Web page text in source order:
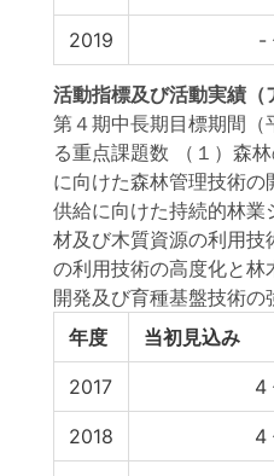
2019 -
活動指標及び活動実績
第４期中長期目標期間
る重点課題数 （１）森
に向けた森林管理技術
供給に向けた持続的林
材及び木質資源の利用
の利用技術の高度化と
開発及び育種基盤技術の
年度
当初見込み
2017 4
2018 4